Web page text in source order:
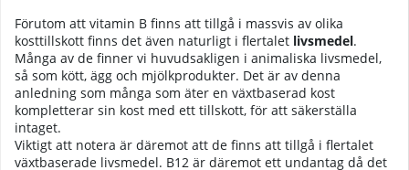
Förutom att vitamin B finns att tillgå i massvis av olika
kosttillskott finns det även naturligt i flertalet livsmedel.
Många av de finner vi huvudsakligen i animaliska livsmedel,
så som kött, ägg och mjölkprodukter. Det är av denna
anledning som många som äter en växtbaserad kost
kompletterar sin kost med ett tillskott, för att säkerställa
intaget.
Viktigt att notera är däremot att de finns att tillgå i flertalet
växtbaserade livsmedel. B12 är däremot ett undantag då det